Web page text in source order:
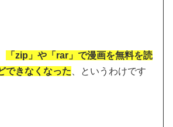
「zip」や「rar」で漫画を無料を読
できなくなった 、というわけです